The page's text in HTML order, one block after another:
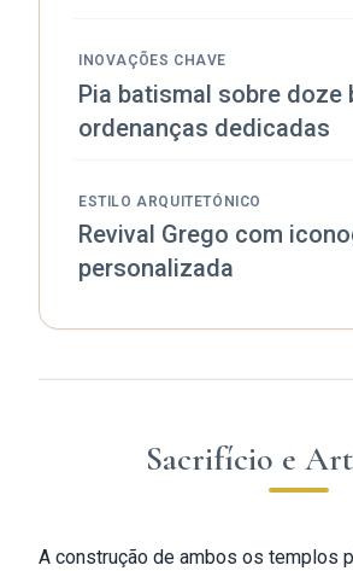
INOVAÇÕES CHAVE
Pia batismal sobre doze
ordenanças dedicadas
ESTILO ARQUITETÓNICO
Revival Grego com
personalizada
Sacrifício e
A construção de ambos os templos